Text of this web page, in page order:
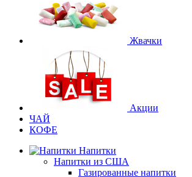
Жвачки
Акции
ЧАЙ
КОФЕ
Напитки
Напитки из США
Газированные напитки